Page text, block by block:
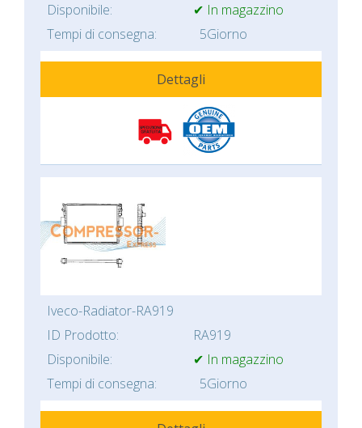
Disponibile:
✔ In magazzino
Tempi di consegna:
5Giorno
Dettagli
Iveco-Radiator-RA919
ID Prodotto:
RA919
Disponibile:
✔ In magazzino
Tempi di consegna:
5Giorno